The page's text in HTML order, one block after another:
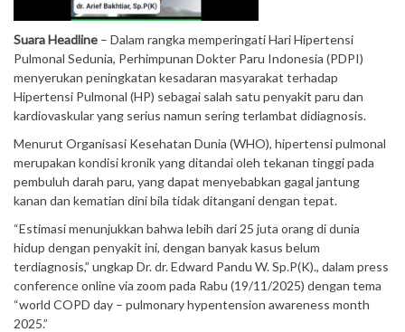
Suara Headline – Dalam rangka memperingati Hari Hipertensi
Pulmonal Sedunia, Perhimpunan Dokter Paru Indonesia (PDPI)
menyerukan peningkatan kesadaran masyarakat terhadap
Hipertensi Pulmonal (HP) sebagai salah satu penyakit paru dan
kardiovaskular yang serius namun sering terlambat didiagnosis.
Menurut Organisasi Kesehatan Dunia (WHO), hipertensi pulmonal
merupakan kondisi kronik yang ditandai oleh tekanan tinggi pada
pembuluh darah paru, yang dapat menyebabkan gagal jantung
kanan dan kematian dini bila tidak ditangani dengan tepat.
“Estimasi menunjukkan bahwa lebih dari 25 juta orang di dunia
hidup dengan penyakit ini, dengan banyak kasus belum
terdiagnosis,” ungkap Dr. dr. Edward Pandu W. Sp.P(K)., dalam press
conference online via zoom pada Rabu (19/11/2025) dengan tema
“world COPD day – pulmonary hypentension awareness month
2025.”